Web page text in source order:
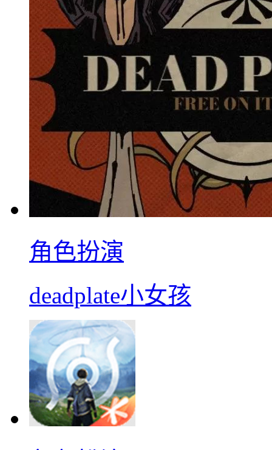
角色扮演
deadplate小女孩